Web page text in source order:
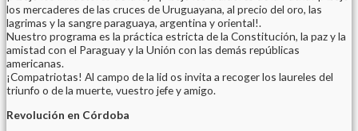
los mercaderes de las cruces de Uruguayana, al precio del oro, las
lagrimas y la sangre paraguaya, argentina y oriental!.
Nuestro programa es la práctica estricta de la Constitución, la paz y la
amistad con el Paraguay y la Unión con las demás repúblicas
americanas.
¡Compatriotas! Al campo de la lid os invita a recoger los laureles del
triunfo o de la muerte, vuestro jefe y amigo.
Revolución en Córdoba